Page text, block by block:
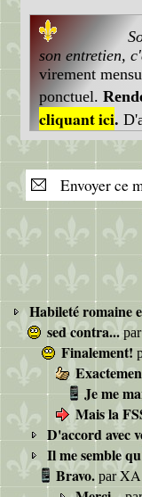
son entretien,
virement
ponctuel.
cliquant ici.
Envoyer ce
Habileté romaine
sed contra...par
Finalement!
Je me
Mais la
D'accord avec
Il me semble
Bravo. parXA